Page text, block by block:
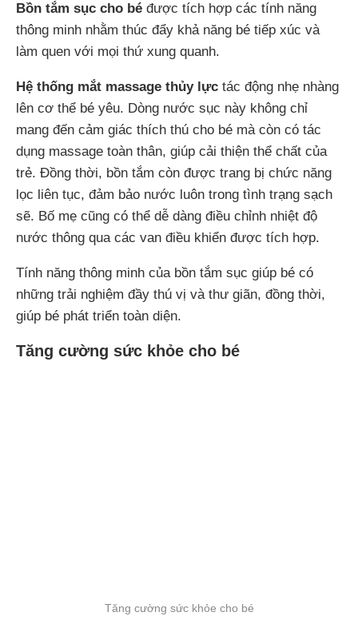
Bồn tắm sục cho bé được tích hợp các tính năng
thông minh nhằm thúc đẩy khả năng bé tiếp xúc và
làm quen với mọi thứ xung quanh.
Hệ thống mắt massage thủy lực tác động nhẹ nhàng
lên cơ thể bé yêu. Dòng nước sục này không chỉ
mang đến cảm giác thích thú cho bé mà còn có tác
dụng massage toàn thân, giúp cải thiện thể chất của
trẻ. Đồng thời, bồn tắm còn được trang bị chức năng
lọc liên tục, đảm bảo nước luôn trong tình trạng sạch
sẽ. Bố mẹ cũng có thể dễ dàng điều chỉnh nhiệt độ
nước thông qua các van điều khiển được tích hợp.
Tính năng thông minh của bồn tắm sục giúp bé có
những trải nghiệm đầy thú vị và thư giãn, đồng thời,
giúp bé phát triển toàn diện.
Tăng cường sức khỏe cho bé
Tăng cường sức khỏe cho bé